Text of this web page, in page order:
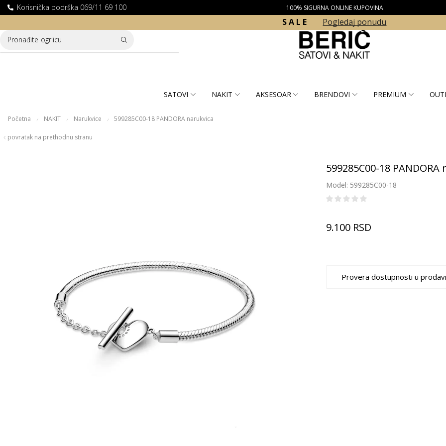
Korisnička podrška 069/11 69 100
DOSTAVA ZA KUPOVINE PREKO 10.000 RSD 100% SIGURNA ONLINE KUPOVINA
S A L E Pogledaj ponudu
Pronađite ogrlicu
SATOVI NAKIT AKSESOAR BRENDOVI PREMIUM
Početna / NAKIT / Narukvice / 599285C00-18 PANDORA narukvica
povratak na prethodnu stranu
599285C00-18 PANDORA
Model: 599285C00-18
9.100 RSD
Provera dostupnosti u